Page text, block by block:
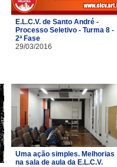
E.L.C.V. de Santo André -
Processo Seletivo - Turma 8 -
2ª Fase
29/03/2016
Uma ação simples. Melhorias
na sala de aula da E.L.C.V.